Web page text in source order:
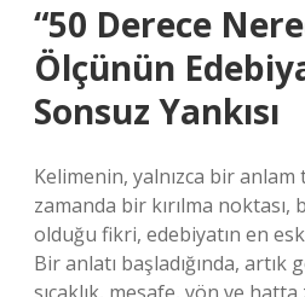
“50 Derece
Ölçünün
Sonsuz Yankısı
Kelimenin, yalnızca bir anlam
zamanda bir kırılma noktası,
olduğu fikri, edebiyatın en
Bir anlatı başladığında,